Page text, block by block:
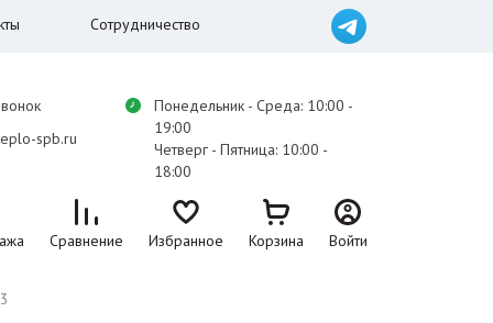
Сотрудничество
spb.ru
Понедельник - Среда: 10:00 -
19:00
Четверг - Пятница: 10:00 -
18:00
Сравнение Избранное Корзина Войти